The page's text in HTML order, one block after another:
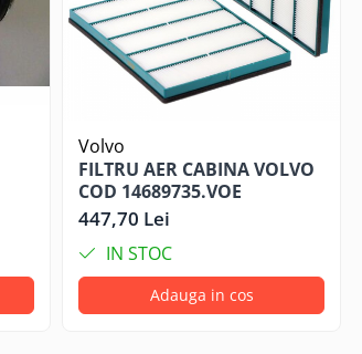
Volvo
FILTRU AER CABINA VOLVO
COD 14689735.VOE
447,70 Lei
IN STOC
Adauga in cos